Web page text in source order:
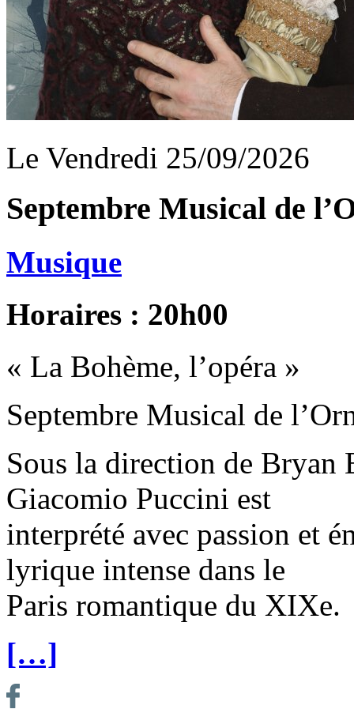
Le Vendredi 25/09/2026
Septembre Musical de
Musique
Horaires : 20h00
« La Bohème, l’opéra »
Septembre Musical de
Sous la direction de Bryan
Giacomio Puccini est
interprété avec passion et
lyrique intense dans le
Paris romantique du XIXe.
[…]